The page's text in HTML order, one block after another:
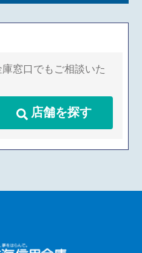
窓口でもご相談いた
店舗を探す